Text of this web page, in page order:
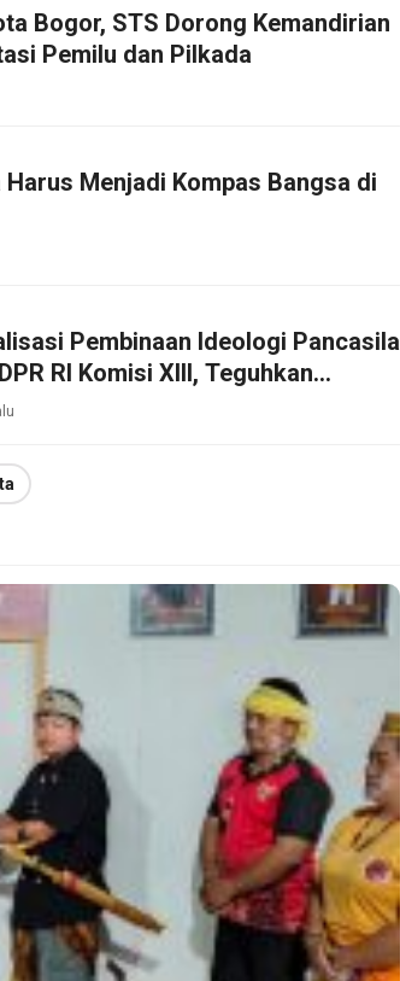
Bogor, STS Dorong Kemandirian
Pemilu dan Pilkada
Menjadi Kompas Bangsa di
Pembinaan Ideologi Pancasila
RI Komisi XIII, Teguhkan
di Tengah Masyarakat